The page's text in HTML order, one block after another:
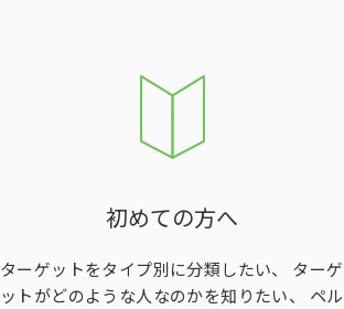
初めての方へ
ターゲットをタイプ別に分類したい、 ターゲ
ットがどのような人なのかを知りたい、 ペル